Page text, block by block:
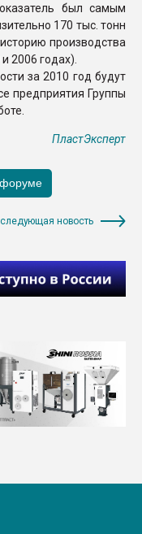
был самым
170 тыс. тонн
производства
2006 годах).
за 2010 год будут
предприятия Группы
ПластЭксперт
следующая новость